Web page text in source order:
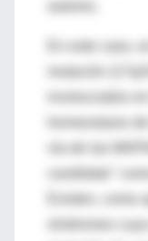
mutación
Existen, como
síndromes